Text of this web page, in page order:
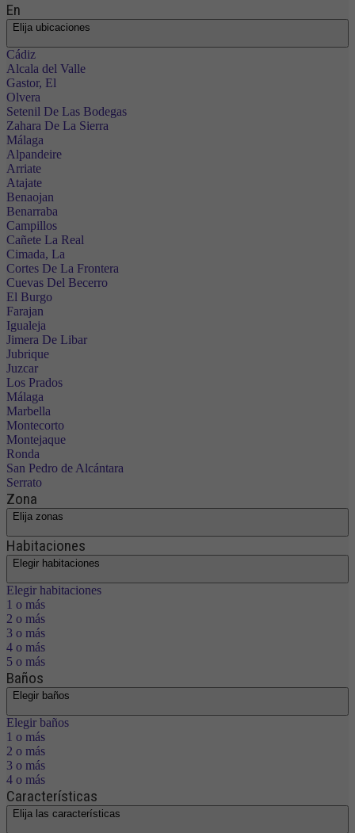
En
Elija ubicaciones
Cádiz
Alcala del Valle
Gastor, El
Olvera
Setenil De Las Bodegas
Zahara De La Sierra
Málaga
Alpandeire
Arriate
Atajate
Benaojan
Benarraba
Campillos
Cañete La Real
Cimada, La
Cortes De La Frontera
Cuevas Del Becerro
El Burgo
Farajan
Igualeja
Jimera De Libar
Jubrique
Juzcar
Los Prados
Málaga
Marbella
Montecorto
Montejaque
Ronda
San Pedro de Alcántara
Serrato
Zona
Elija zonas
Habitaciones
Elegir habitaciones
Elegir habitaciones
1 o más
2 o más
3 o más
4 o más
5 o más
Baños
Elegir baños
Elegir baños
1 o más
2 o más
3 o más
4 o más
Características
Elija las características